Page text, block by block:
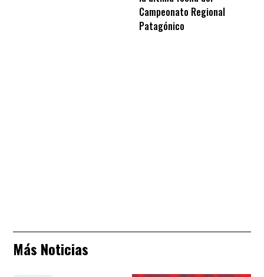
Campeonato Regional
Patagónico
Más Noticias